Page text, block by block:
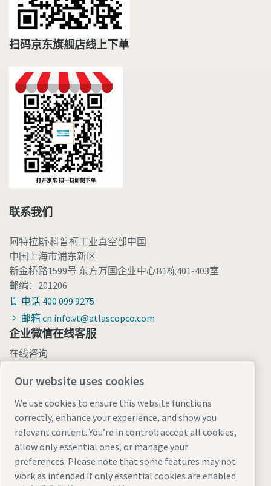
扫码京东旗舰店线上下单
联系我们
阿特拉斯·科普柯工业真空部中国
中国上海市浦东新区
新金桥路1599号 东方万国企业中心B1栋401-403室
邮编：201206
电话 400 099 9275
邮箱 cn.info.vt@atlascopco.com
企业微信在线客服
在线咨询
Our website uses cookies
We use cookies to ensure this website functions
correctly, enhance your experience, and show you
relevant content. You’re in control: accept all cookies,
allow only essential ones, or manage your
preferences. Please note that some features may not
work as intended if only essential cookies are enabled.